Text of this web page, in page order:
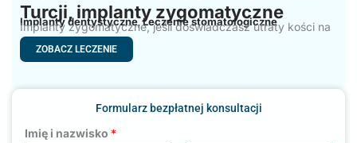
Turcji, implanty zygomatyczne
Implanty dentystyczne,Leczenie stomatologiczne
Implanty zygomatyczne, jeśli doświadczasz utraty kości na
górnej linii szczęki
ZOBACZ LECZENIE
Formularz bezpłatnej konsultacji
Imię i nazwisko *